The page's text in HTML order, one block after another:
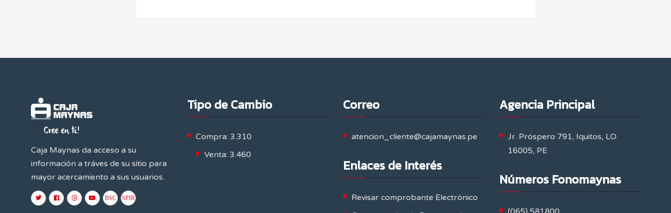
Caja Maynas da acceso a su
información a tráves de su sitio para
mayor acercamiento a sus usuarios.
Tipo de Cambio
Compra: 3.310
Venta: 3.460
Correo
atencion_cliente@cajamaynas.pe
Enlaces de Interés
Revisar comprobante Electrónico
Agencia Principal
Jr. Próspero 791, Iquitos, LO
16005, PE
Números Fonomaynas